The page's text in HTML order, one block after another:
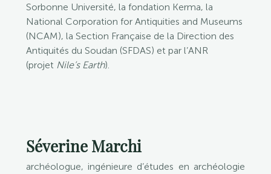
Sorbonne Université, la fondation Kerma, la
National Corporation for Antiquities and Museums
(NCAM), la Section Française de la Direction des
Antiquités du Soudan (SFDAS) et par l’ANR
(projet Nile’s Earth).
Séverine Marchi
archéologue, ingénieure d’études en archéologie